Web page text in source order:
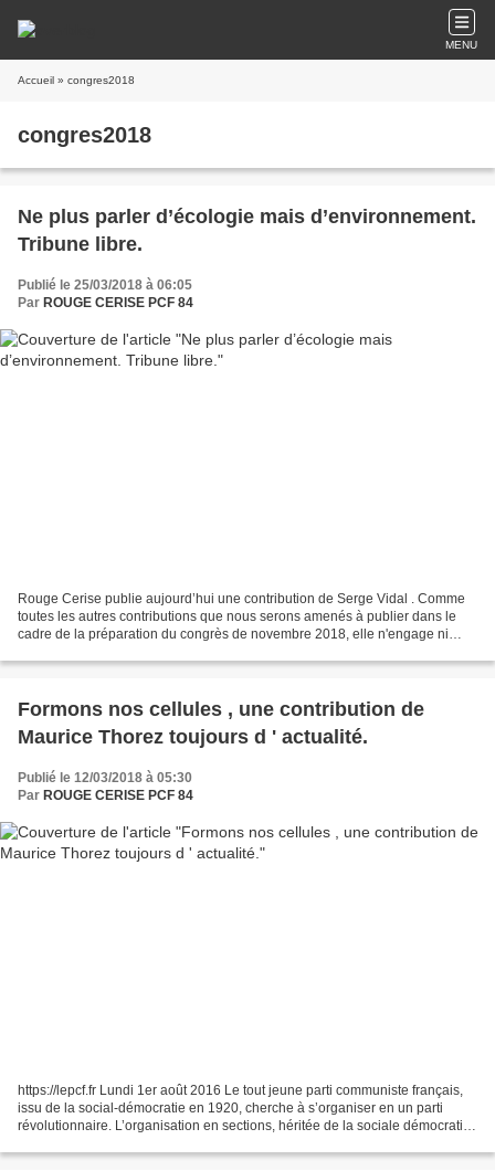
MENU
Accueil » congres2018
congres2018
Ne plus parler d’écologie mais d’environnement.
Tribune libre.
Publié le 25/03/2018 à 06:05
Par ROUGE CERISE PCF 84
Rouge Cerise publie aujourd’hui une contribution de Serge Vidal . Comme
toutes les autres contributions que nous serons amenés à publier dans le
cadre de la préparation du congrès de novembre 2018, elle n'engage ni
Formons nos cellules , une contribution de
Maurice Thorez toujours d ' actualité.
Publié le 12/03/2018 à 05:30
Par ROUGE CERISE PCF 84
https://lepcf.fr Lundi 1er août 2016 Le tout jeune parti communiste français,
issu de la social-démocratie en 1920, cherche à s’organiser en un parti
révolutionnaire. L’organisation en sections, héritée de la sociale démocratie,